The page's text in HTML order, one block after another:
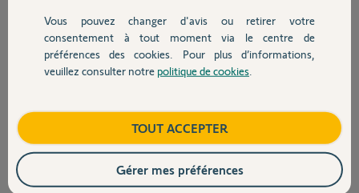
Devis avec un pro
Contact
Bonjour,
même problème, j'ai l'impression que c'est bien le bordel avec les
Serveurs Somfy depuis hier !!!!!
Apparemment les Tahoma sont aussi touchées
Eric il y a plus de 6 ans
Bonjour,
Vous pouvez changer d'avis ou retirer votre
consentement à tout moment via le centre de
préférences des cookies. Pour plus d’informations,
veuillez consulter notre politique de cookies
TOUT ACCEPTER
Gérer mes préférences